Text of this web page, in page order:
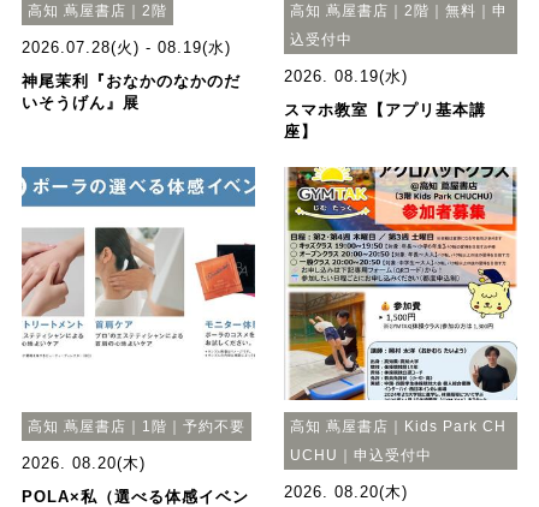
高知 蔦屋書店｜2階
2026.07.28(火) - 08.19(水)
神尾茉利『おなかのなかのだ
いそうげん』展
高知 蔦屋書店｜2階｜無料｜申
込受付中
2026. 08.19(水)
スマホ教室【アプリ基本講
座】
高知 蔦屋書店｜1階｜予約不要
2026. 08.20(木)
POLA×私（選べる体感イベン
高知 蔦屋書店｜Kids Park CH
UCHU｜申込受付中
2026. 08.20(木)